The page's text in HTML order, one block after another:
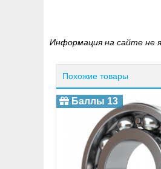
Информация на сайте не
Похожие товары
Баллы 13